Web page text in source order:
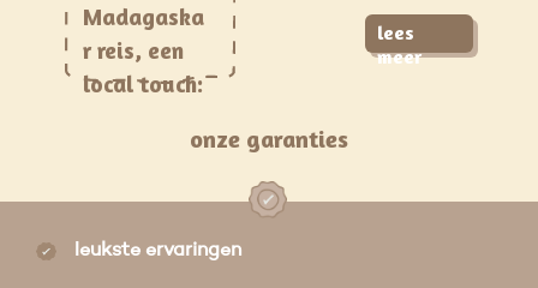
onze garanties
leukste ervaringen
Madagaska
r reis, een
local touch:
lees
meer